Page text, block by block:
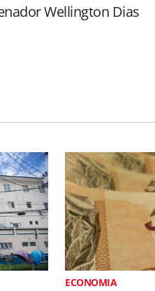
Wellington Dias
ECONOMIA